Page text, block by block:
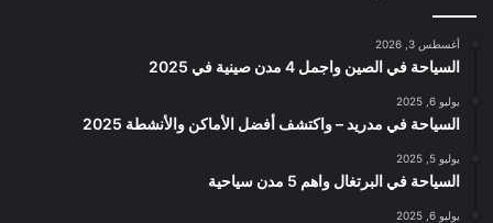
أغسطس 3, 2026
السياحة في الصين واجمل 4 مدن صينية في 2025
يوليو 6, 2025
السياحة في مدريد – واكتشف أفضل الأماكن والأنشطة 2025
يوليو 5, 2025
السياحة في البرتغال واهم 5 مدن سياحية
يوليو 6, 2025